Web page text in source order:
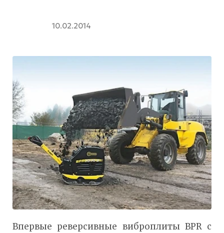
10.02.2014
Впервые реверсивные виброплиты BPR с